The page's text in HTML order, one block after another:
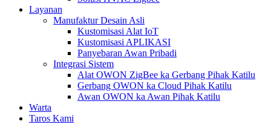
Layanan
Manufaktur Desain Asli
Kustomisasi Alat IoT
Kustomisasi APLIKASI
Panyebaran Awan Pribadi
Integrasi Sistem
Alat OWON ZigBee ka Gerbang Pihak Katilu
Gerbang OWON ka Cloud Pihak Katilu
Awan OWON ka Awan Pihak Katilu
Warta
Taros Kami